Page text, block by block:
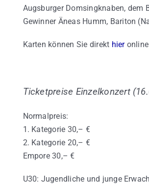
Augsburger Domsingknaben, dem
Gewinner Äneas Humm, Bariton
Karten können Sie direkt hieronline
Ticketpreise Einzelkonzert
Normalpreis:
1. Kategorie 30,– €
2. Kategorie 20,– €
Empore 30,– €
U30: Jugendliche und junge